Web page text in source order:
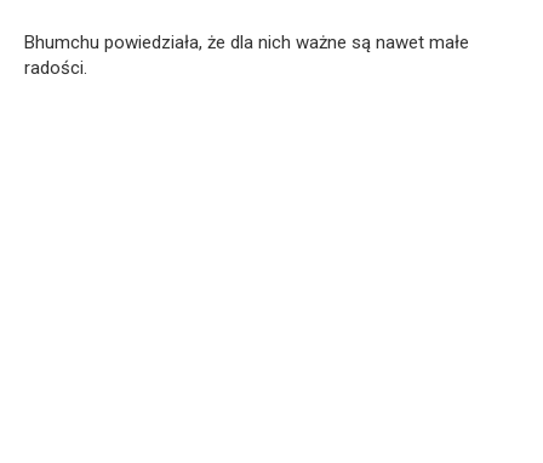
Bhumchu powiedziała, że dla nich ważne są nawet małe
radości.